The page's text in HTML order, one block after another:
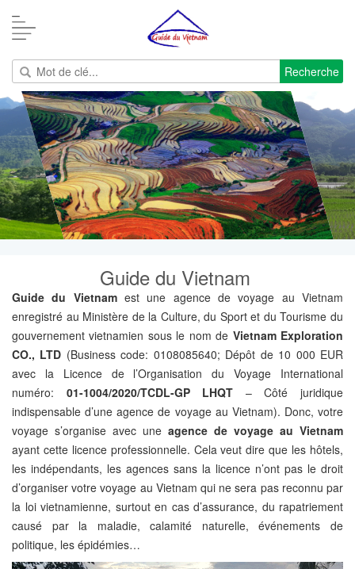
Recherche
Guide du Vietnam
Guide du Vietnamest une agence de voyage au Vietnam
enregistré au Ministère de la Culture, du Sport et du Tourisme du
gouvernement vietnamien sous le nom de Vietnam Exploration
CO., LTD (Business code: 0108085640; Dépôt de 10 000 EUR
avec la Licence de l’Organisation du Voyage International
numéro: 01-1004/2020/TCDL-GP LHQT​​ – Côté juridique
indispensable d’une agence de voyage au Vietnam). Donc, votre
voyage s’organise avec une agence de voyage au Vietnam
ayant cette licence professionnelle. Cela veut dire que les hôtels,
les indépendants, les agences sans la licence n’ont pas le droit
d’organiser votre voyage au Vietnam qui ne sera pas reconnu par
la loi vietnamienne, surtout en cas d’assurance, du rapatriement
causé par la maladie, calamité naturelle, événements de
politique, les épidémies…